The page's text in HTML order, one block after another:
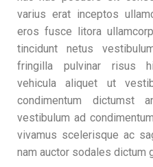
varius erat inceptos
eros fusce litora
tincidunt netus
fringilla pulvinar risus
vehicula aliquet ut
condimentum dictumst
vestibulum ad
vivamus scelerisque ac
nam auctor sodales dictum